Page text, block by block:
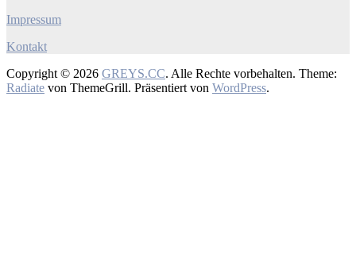
Impressum
Kontakt
Copyright © 2026 GREYS.CC. Alle Rechte vorbehalten. Theme:
Radiate von ThemeGrill. Präsentiert von WordPress.